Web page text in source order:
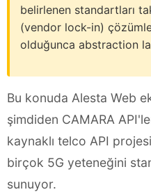
belirlenen standartları
(vendor lock-in)
olduğunca abstraction
Bu konuda Alesta Web
şimdiden CAMARA
kaynaklı telco API
birçok 5G yeteneğini
sunuyor.